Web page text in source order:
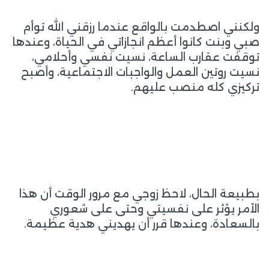
ولكنني اصطدمت بالواقع عندما رزقني الله توأم
صبي وبنت كانوا أعظم انجازاتي في الحياة، وعندها
توقفت عقارب الساعة، نسيت نفسي وأحلامي،
نسيت روتين العمل والواجبات الاجتماعية، وأصبح
تركيزي كله منصب عليهم.
بطبيعة الحال، لاحظ زوجي مع مرور الوقت أن هذا
الأمر يؤثر على نفسيتي وحتى على شعوري
بالسعادة، وعندها قرر أن يهديني هدية عظيمة.